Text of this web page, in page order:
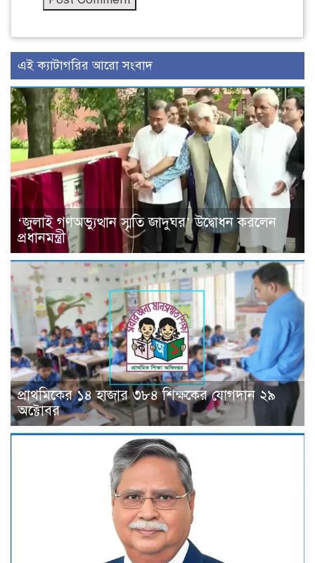
এই ক্যাটাগরির আরো সংবাদ
‘জুলাই গণঅভ্যুত্থান স্মৃতি জাদুঘর’ উদ্বোধন করলেন
প্রধানমন্ত্রী
প্রাথমিকের ১৪ হাজার ৩৮৪ শিক্ষকের যোগদান ২৯
অক্টোবর